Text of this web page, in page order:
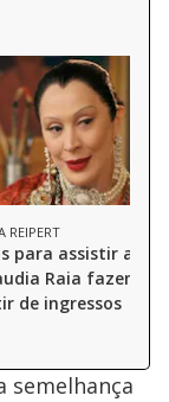
REIPERT
para assistir ao
Raia fazem
de ingressos
semelhança